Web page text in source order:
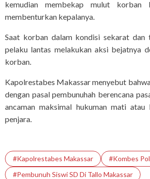
kemudian membekap mulut korban
membenturkan kepalanya.
Saat korban dalam kondisi sekarat dan
pelaku lantas melakukan aksi bejatnya
korban.
Kapolrestabes Makassar menyebut
dengan pasal pembunuhah berencana
ancaman maksimal hukuman mati atau
penjara.
#Kapolrestabes Makassar
#Kombes
#Pembunuh Siswi SD Di Tallo Makassar